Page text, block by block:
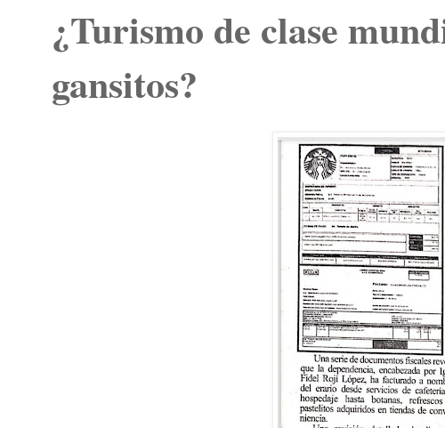
¿Turismo de clase
gansitos?